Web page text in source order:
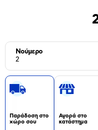
Νούμερο
2
Παράδοση στο
χώρο σου
Αγορά στο
κατάστημα